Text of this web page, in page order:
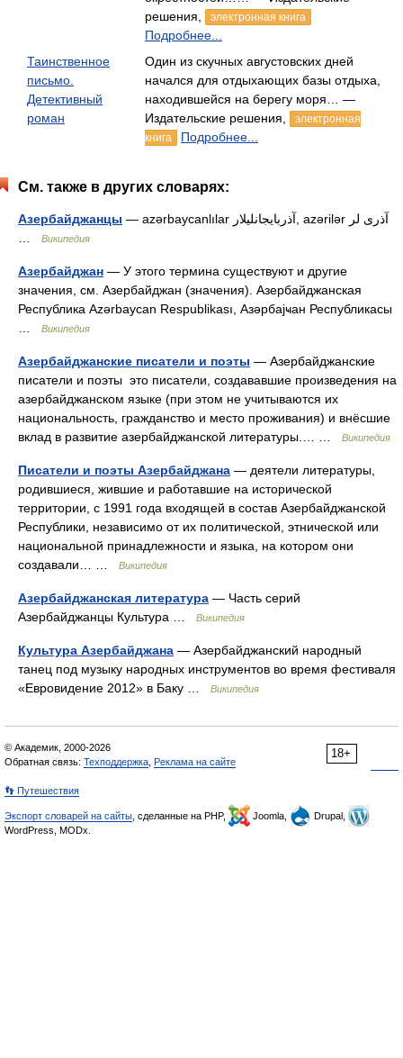
решения,
электронная книга
Подробнее...
Таинственное
письмо.
Детективный
роман
Один из скучных августовских дней
начался для отдыхающих базы отдыха,
находившейся на берегу моря… —
Издательские решения,
электронная
книга
Подробнее...
См. также в других словарях:
Азербайджанцы — azərbaycanlılar آذربایجانلیلار, azərilər آذری لر
Википедия
Азербайджан — У этого термина существуют и другие
значения, см. Азербайджан (значения). Азербайджанская
Республика Azərbaycan Respublikası, Азәрбајҹан Республикасы
Википедия
Азербайджанские писатели и поэты — Азербайджанские
писатели и поэты это писатели, создававшие произведения на
азербайджанском языке (при этом не учитываются их
национальность, гражданство и место проживания) и внёсшие
вклад в развитие азербайджанской литературы.… …
Википедия
Писатели и поэты Азербайджана — деятели литературы,
родившиеся, жившие и работавшие на исторической
территории, с 1991 года входящей в состав Азербайджанской
Республики, независимо от их политической, этнической или
национальной принадлежности и языка, на котором они
создавали… …
Википедия
Азербайджанская литература — Часть серий
Азербайджанцы Культура …
Википедия
Культура Азербайджана — Азербайджанский народный
танец под музыку народных инструментов во время фестиваля
«Евровидение 2012» в Баку …
Википедия
18+
© Академик, 2000-2026
Обратная связь: Техподдержка Реклама на сайте
👣 Путешествия
Экспорт словарей на сайты , сделанные на PHP, Joomla,
Drupal,
WordPress, MODx.